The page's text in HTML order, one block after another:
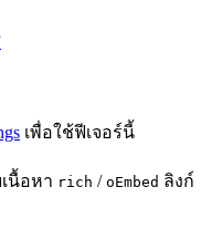
เพื่อใช้ฟีเจอร์นี้
นื้อหา rich / oEmbed ลิงก์